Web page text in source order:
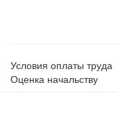
Условия оплаты труда
Оценка начальству